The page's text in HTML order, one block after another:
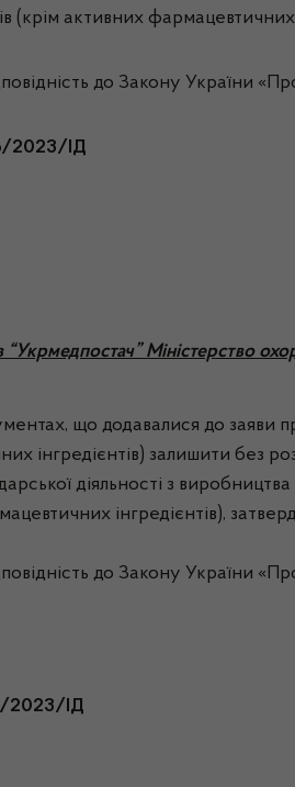
(крім активних
до Закону України «Про
/2023/ІД
Міністерство
що додавалися до заяви
інгредієнтів) залишити без
діяльності з виробництва
інгредієнтів),
до Закону України «Про
2023/ІД